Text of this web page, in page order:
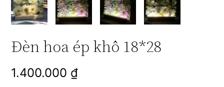
Đèn hoa ép khô 18*28
1.400.000 ₫